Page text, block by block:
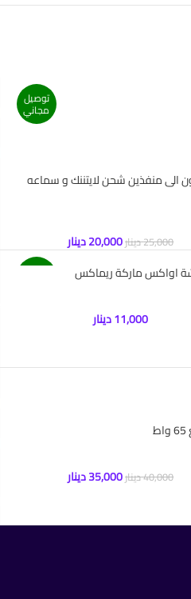
توصيل
مجاني
الى منفذين شحن لايتننك و سماعه
25,000دينار20,000دينار
توصيل
اواكس ماركة ريماكس
11,000دينار
40,000دينار35,000دينار